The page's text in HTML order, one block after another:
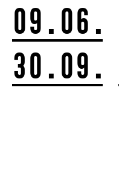
09.06.
30.09.